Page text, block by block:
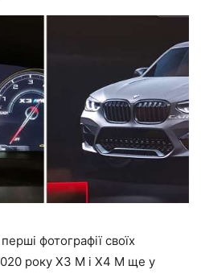
фотографії своїх
року X3 M і X4 M ще у